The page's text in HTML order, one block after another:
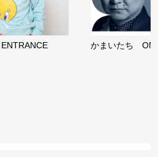
かまいたち